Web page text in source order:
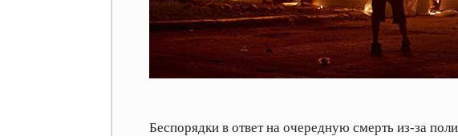
Беспорядки в ответ на очередную смерть из-за